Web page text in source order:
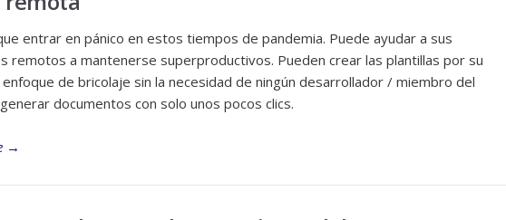
entrar en pánico en estos tiempos de pandemia. Puede ayudar a sus
remotos a mantenerse superproductivos. Pueden crear las plantillas por su
de bricolaje sin la necesidad de ningún desarrollador / miembro del
documentos con solo unos pocos clics.
→